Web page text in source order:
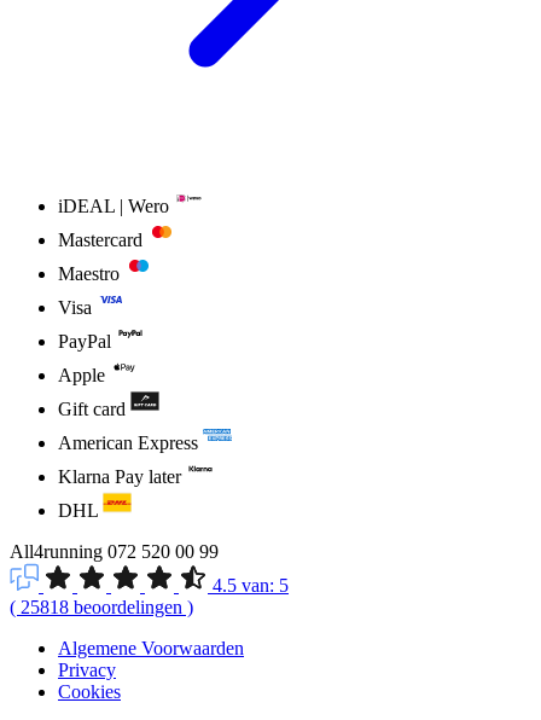
iDEAL | Wero
Mastercard
Maestro
Visa
PayPal
Apple
Gift card
American Express
Klarna Pay later
DHL
All4running 072 520 00 99
4.5 van: 5
( 25818 beoordelingen )
Algemene Voorwaarden
Privacy
Cookies